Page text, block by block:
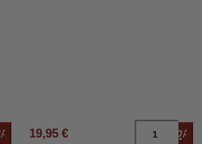
Añadir al carrito
19,95 €